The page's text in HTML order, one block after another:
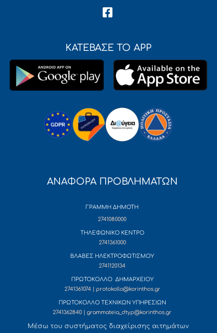
ΚΑΤΕΒΑΣΕ ΤΟ APP
ΑΝΑΦΟΡΑ ΠΡΟΒΛΗΜΑΤΩΝ
ΓΡΑΜΜΗ ΔΗΜΟΤΗ
2741080000
ΤΗΛΕΦΩΝΙΚΟ ΚΕΝΤΡΟ
2741361000
ΒΛΑΒΕΣ ΗΛΕΚΤΡΟΦΩΤΙΣΜΟΥ
2741120134
ΠΡΩΤΟΚΟΛΛΟ ΔΗΜΑΡΧΕΙΟΥ
2741361074 | protokollo@korinthos.gr
ΠΡΩΤΟΚΟΛΛΟ ΤΕΧΝΙΚΩΝ ΥΠΗΡΕΣΙΩΝ
2741362840 | grammateia_dtyp@korinthos.gr
Mέσω του συστήματος διαχείρισης αιτημάτων